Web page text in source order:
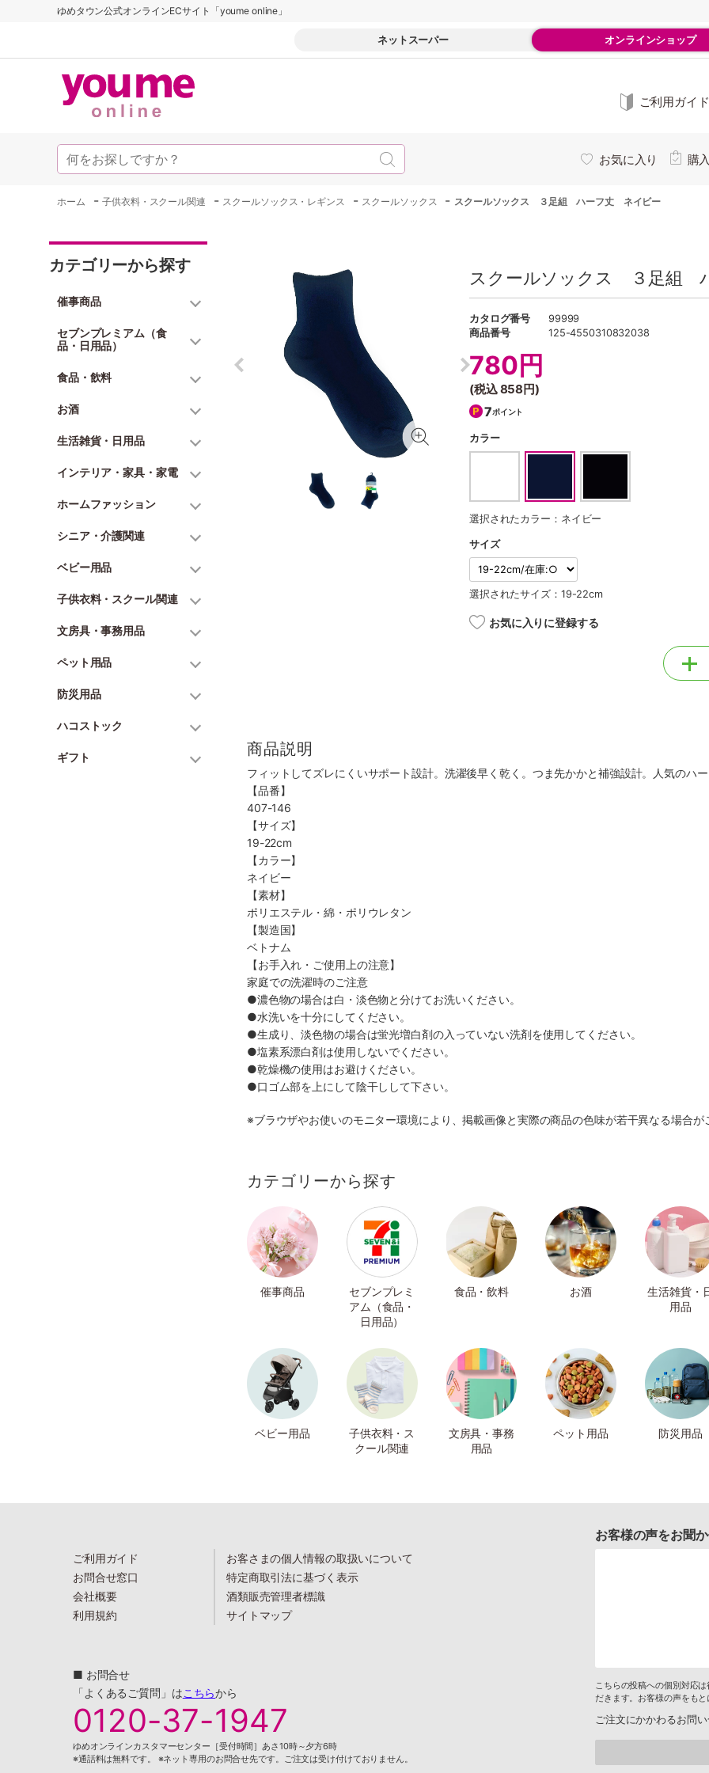
ゆめタウン公式オンラインECサイト「youme online」
ネットスーパー オンラインショップ
ご利用ガイド
お気に入り 購
ホーム -子供衣料・スクール関連 - スクールソックス・レギンス - スクールソックス - スクールソックス ３足組 ハーフ丈 ネイビー
カテゴリーから探す
催事商品
セブンプレミアム（食
品・日用品）
食品・飲料
お酒
生活雑貨・日用品
インテリア・家具・家電
ホームファッション
シニア・介護関連
ベビー用品
子供衣料・スクール関連
文房具・事務用品
ペット用品
防災用品
ハコストック
ギフト
スクールソックス ３足組
カタログ番号
99999
商品番号
125-4550310832038
780円
(税込858円)
7ポイント
カラー
選択されたカラー：ネイビー
サイズ
選択されたサイズ：19-22cm
お気に入りに登録する
商品説明
フィットしてズレにくいサポート設計。洗濯後早く乾く。つま先かかと補強設計。人気のハ
【品番】
407-146
【サイズ】
19-22cm
【カラー】
ネイビー
【素材】
ポリエステル・綿・ポリウレタン
【製造国】
ベトナム
【お手入れ・ご使用上の注意】
家庭での洗濯時のご注意
●濃色物の場合は白・淡色物と分けてお洗いください。
●水洗いを十分にしてください。
●生成り、淡色物の場合は蛍光増白剤の入っていない洗剤を使用してください。
●塩素系漂白剤は使用しないでください。
●乾燥機の使用はお避けください。
●口ゴム部を上にして陰干しして下さい。
※ブラウザやお使いのモニター環境により、掲載画像と実際の商品の色味が若干異なる場合が
カテゴリーから探す
催事商品
セブンプレミ
アム（食品・
日用品）
食品・飲料 お酒
生活雑貨・
用品
ベビー用品
子供衣料・ス
クール関連
文房具・事務
用品
ペット用品 防災用品
ご利用ガイド
お問合せ窓口
会社概要
利用規約
お客さまの個人情報の取扱いについて
特定商取引法に基づく表示
酒類販売管理者標識
サイトマップ
■ お問合せ
「よくあるご質問」はこちらから
0120-37-1947
ゆめオンラインカスタマーセンター［受付時間］あさ10時～夕方6時
※通話料は無料です。 ※ネット専用のお問合せ先です。ご注文は受け付けておりません。
お客様の声をお聞
こちらの投稿への個別対応
だきます。お客様の声をも
ご注文にかかわるお問